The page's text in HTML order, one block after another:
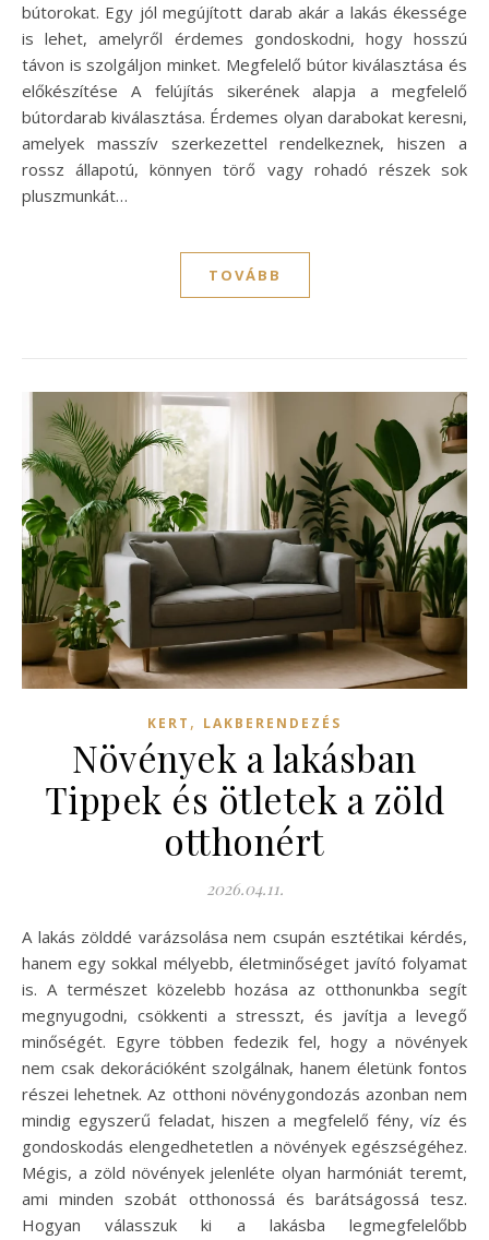
bútorokat. Egy jól megújított darab akár a lakás ékessége
is lehet, amelyről érdemes gondoskodni, hogy hosszú
távon is szolgáljon minket. Megfelelő bútor kiválasztása és
előkészítése A felújítás sikerének alapja a megfelelő
bútordarab kiválasztása. Érdemes olyan darabokat keresni,
amelyek masszív szerkezettel rendelkeznek, hiszen a
rossz állapotú, könnyen törő vagy rohadó részek sok
pluszmunkát…
TOVÁBB
KERT , LAKBERENDEZÉS
Növények a lakásban
Tippek és ötletek a zöld
otthonért
2026.04.11.
A lakás zölddé varázsolása nem csupán esztétikai kérdés,
hanem egy sokkal mélyebb, életminőséget javító folyamat
is. A természet közelebb hozása az otthonunkba segít
megnyugodni, csökkenti a stresszt, és javítja a levegő
minőségét. Egyre többen fedezik fel, hogy a növények
nem csak dekorációként szolgálnak, hanem életünk fontos
részei lehetnek. Az otthoni növénygondozás azonban nem
mindig egyszerű feladat, hiszen a megfelelő fény, víz és
gondoskodás elengedhetetlen a növények egészségéhez.
Mégis, a zöld növények jelenléte olyan harmóniát teremt,
ami minden szobát otthonossá és barátságossá tesz.
Hogyan válasszuk ki a lakásba legmegfelelőbb